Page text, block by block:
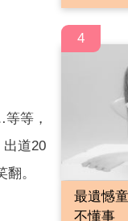
等，
道20
。
4
最遺憾
不懂事